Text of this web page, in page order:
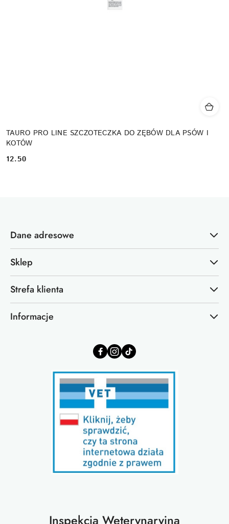
TAURO PRO LINE SZCZOTECZKA DO ZĘBÓW DLA PSÓW I
KOTÓW
Cena:
12.50
Dane adresowe
Sklep
Strefa klienta
Informacje